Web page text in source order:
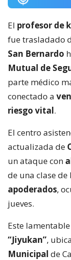
El profesor de
fue trasladado
San Bernardo
Mutual de
parte médico
conectado a
riesgo vital.
El centro
actualizada de
un ataque con
de una clase
apoderados,
jueves.
Este
“Jiyukan”,
Municipal de